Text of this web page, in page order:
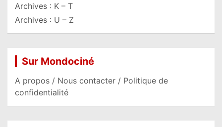
Archives : K – T
Archives : U – Z
Sur Mondociné
A propos / Nous contacter / Politique de
confidentialité